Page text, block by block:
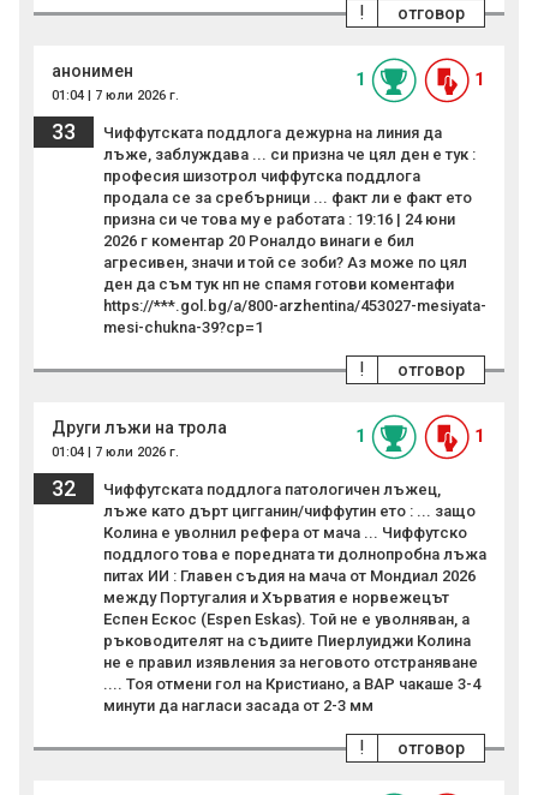
отговор
!
анонимен
01:04 | 7 юли 2026 г.
1 1
33
Чиффутската поддлога дежурна на линия да
лъже, заблуждава ... си призна че цял ден е тук :
професия шизотрол чиффутска поддлога
продала се за сребърници ... факт ли е факт ето
призна си че това му е работата : 19:16 | 24 юни
2026 г коментар 20 Роналдо винаги е бил
агресивен, значи и той се зоби? Аз може по цял
ден да съм тук нп не спамя готови коментафи
https://***.gol.bg/a/800-arzhentina/453027-mesiyata-
mesi-chukna-39?cp=1
отговор
!
Други лъжи на трола
01:04 | 7 юли 2026 г.
1 1
32
Чиффутската поддлога патологичен лъжец,
лъже като дърт цигганин/чиффутин ето : ... защо
Колина е уволнил рефера от мача ... Чиффутско
поддлого това е поредната ти долнопробна лъжа
питах ИИ : Главен съдия на мача от Мондиал 2026
между Португалия и Хърватия е норвежецът
Еспен Ескос (Espen Eskas). Той не е уволняван, а
ръководителят на съдиите Пиерлуиджи Колина
не е правил изявления за неговото отстраняване
.... Тоя отмени гол на Кристиано, а ВАР чакаше 3-4
минути да нагласи засада от 2-3 мм
отговор
!